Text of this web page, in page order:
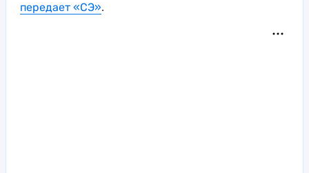
передает «СЭ».